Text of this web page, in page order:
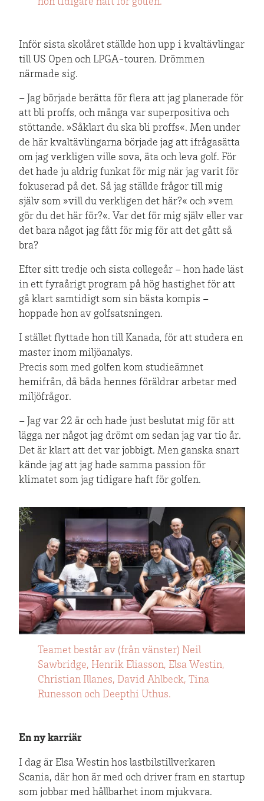
hon tidigare haft för golfen.
Inför sista skolåret ställde hon upp i kvaltävlingar
till US Open och LPGA-touren. Drömmen
närmade sig.
– Jag började berätta för flera att jag planerade för
att bli proffs, och många var superpositiva och
stöttande. »Såklart du ska bli proffs«. Men under
de här kvaltävlingarna började jag att ifrågasätta
om jag verkligen ville sova, äta och leva golf. För
det hade ju aldrig funkat för mig när jag varit för
fokuserad på det. Så jag ställde frågor till mig
själv som »vill du verkligen det här?« och »vem
gör du det här för?«. Var det för mig själv eller var
det bara något jag fått för mig för att det gått så
bra?
Efter sitt tredje och sista collegeår – hon hade läst
in ett fyraårigt program på hög hastighet för att
gå klart samtidigt som sin bästa kompis –
hoppade hon av golfsatsningen.
I stället flyttade hon till Kanada, för att studera en
master inom miljöanalys.
Precis som med golfen kom studieämnet
hemifrån, då båda hennes föräldrar arbetar med
miljöfrågor.
– Jag var 22 år och hade just beslutat mig för att
lägga ner något jag drömt om sedan jag var tio år.
Det är klart att det var jobbigt. Men ganska snart
kände jag att jag hade samma passion för
klimatet som jag tidigare haft för golfen.
Teamet består av (från vänster) Neil
Sawbridge, Henrik Eliasson, Elsa Westin,
Christian Illanes, David Ahlbeck, Tina
Runesson och Deepthi Uthus.
En ny karriär
I dag är Elsa Westin hos lastbilstillverkaren
Scania, där hon är med och driver fram en startup
som jobbar med hållbarhet inom mjukvara.